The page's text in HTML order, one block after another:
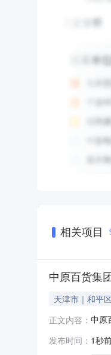
相关项目
中原百货集
天津市｜和平区
正文内容： 中原
发布时间： 1秒